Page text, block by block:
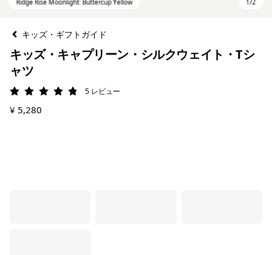
キッズ・ギフトガイド
キッズ・キャプリーン・シルクウェイト・Tシ
ャツ
評価: 4.8 / 5
5 レビュー
¥ 5,280